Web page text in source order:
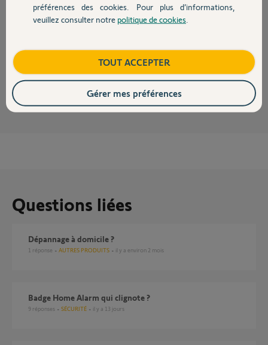
Contact
Bonjour Florian,
Morgan F. il y a presque 2 ans
Questions liées
Dépannage à domicile ?
1 réponse AUTRES PRODUITS il y a environ 2 mois
Badge Home Alarm qui clignote ?
9 réponses SÉCURITÉ il y a 13 jours
préférences des cookies. Pour plus d’informations,
veuillez consulter notre politique de cookies
TOUT ACCEPTER
Gérer mes préférences